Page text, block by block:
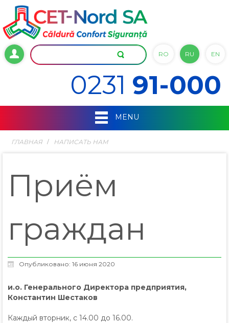
RO RU EN
0231 91-000
MENU
ГЛАВНАЯ НАПИСАТЬ НАМ
Приём
граждан
Опубликовано: 16 июня 2020
и.о. Генерального Директора предприятия,
Константин Шестаков
Каждый вторник, с 14.00 до 16.00.